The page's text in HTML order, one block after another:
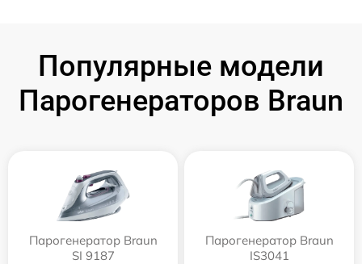
Популярные модели
Парогенераторов Braun
Парогенератор Braun
SI 9187
Парогенератор Braun
IS3041